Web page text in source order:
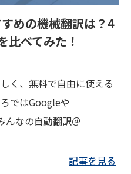
めの機械翻訳は？4
比べてみた！
く、無料で自由に使える
ではGoogleや
なの自動翻訳＠
記事を見る